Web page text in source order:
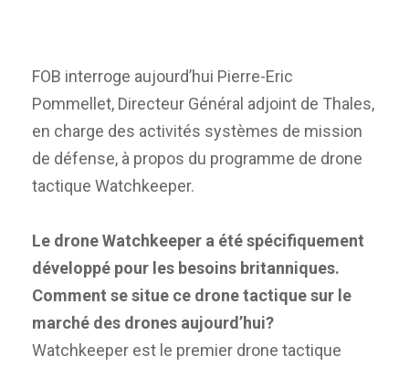
FOB interroge aujourd’hui Pierre-Eric
Pommellet, Directeur Général adjoint de Thales,
en charge des activités systèmes de mission
de défense, à propos du programme de drone
tactique Watchkeeper.
Le drone Watchkeeper a été spécifiquement
développé pour les besoins britanniques.
Comment se situe ce drone tactique sur le
marché des drones aujourd’hui?
Watchkeeper est le premier drone tactique